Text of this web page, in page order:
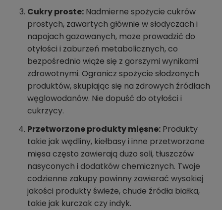
Cukry proste: Nadmierne spożycie cukrów
prostych, zawartych głównie w słodyczach i
napojach gazowanych, może prowadzić do
otyłości i zaburzeń metabolicznych, co
bezpośrednio wiąże się z gorszymi wynikami
zdrowotnymi. Ogranicz spożycie słodzonych
produktów, skupiając się na zdrowych źródłach
węglowodanów. Nie dopuść do otyłości i
cukrzycy.
Przetworzone produkty mięsne: Produkty
takie jak wędliny, kiełbasy i inne przetworzone
mięsa często zawierają dużo soli, tłuszczów
nasyconych i dodatków chemicznych. Twoje
codzienne zakupy powinny zawierać wysokiej
jakości produkty świeże, chude źródła białka,
takie jak kurczak czy indyk.